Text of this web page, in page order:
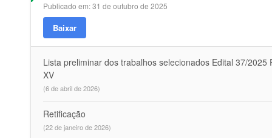
Publicado em: 31 de outubro de 2025
Baixar
Lista preliminar dos trabalhos selecionados Edital 37/
XV
(6 de abril de 2026)
Retificação
(22 de janeiro de 2026)